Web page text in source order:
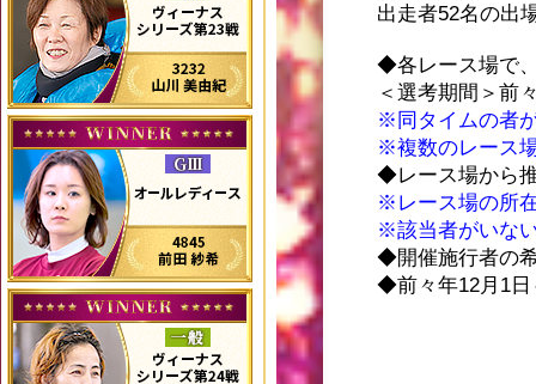
出走者52名の出
◆各レース場で
＜選考期間＞前
※同タイムの者
※複数のレース
◆レース場から
※レース場の所
※該当者がいな
◆開催施行者の
◆前々年12月1日